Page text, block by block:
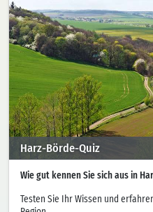
Harz-Börde-Quiz
Wie gut kennen Sie sich aus in
Testen Sie Ihr Wissen und